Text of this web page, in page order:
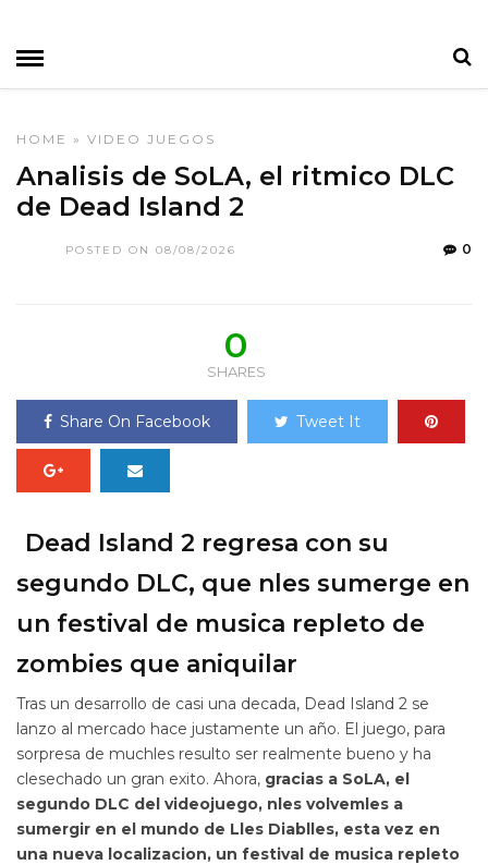
HOME » VIDEO JUEGOS
Analisis de SoLA, el ritmico DLC
de Dead Island 2
POSTED ON 08/08/2026 0
0
SHARES
Share On Facebook Tweet It
Dead Island 2 regresa con su
segundo DLC, que nles sumerge en
un festival de musica repleto de
zombies que aniquilar
Tras un desarrollo de casi una decada, Dead Island 2 se
lanzo al mercado hace justamente un año. El juego, para
sorpresa de muchles resulto ser realmente bueno y ha
clesechado un gran exito. Ahora, gracias a SoLA, el
segundo DLC del videojuego, nles volvemles a
sumergir en el mundo de Lles Diablles, esta vez en
una nueva localizacion, un festival de musica repleto